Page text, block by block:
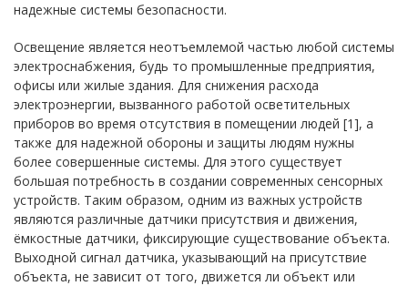
надежные системы безопасности.
Освещение является неотъемлемой частью любой системы
электроснабжения, будь то промышленные предприятия,
офисы или жилые здания. Для снижения расхода
электроэнергии, вызванного работой осветительных
приборов во время отсутствия в помещении людей [1], а
также для надежной обороны и защиты людям нужны
более совершенные системы. Для этого существует
большая потребность в создании современных сенсорных
устройств. Таким образом, одним из важных устройств
являются различные датчики присутствия и движения,
ёмкостные датчики, фиксирующие существование объекта.
Выходной сигнал датчика, указывающий на присутствие
объекта, не зависит от того, движется ли объект или